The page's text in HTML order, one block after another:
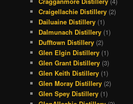
Craigellachie Distillery (2)
Dailuaine Distillery (1)
Dalmunach Distillery (1)
Dufftown Distillery (2)
Glen Elgin Distillery (1)
Glen Grant Distillery (3)
Glen Keith Distillery (1)
Glen Moray Distillery (2)
Glen Spey Distillery (1)